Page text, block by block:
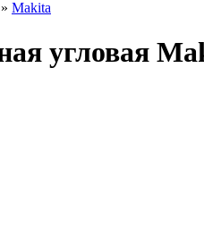
» Makita
угловая